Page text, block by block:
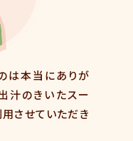
は本当にありが
汁のきいたスー
用させていただき